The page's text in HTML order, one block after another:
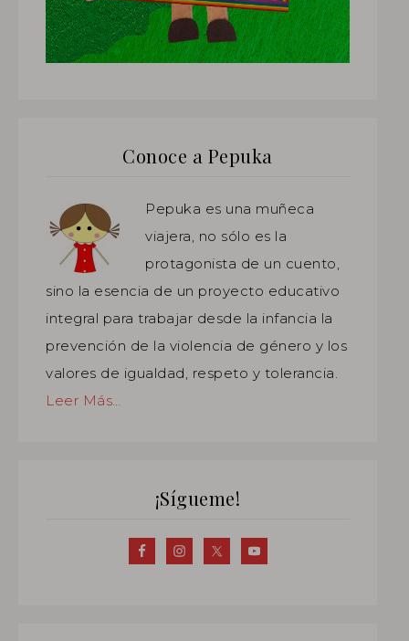
Conoce a Pepuka
Pepuka es una muñeca
viajera, no sólo es la
protagonista de un cuento,
sino la esencia de un proyecto educativo
integral para trabajar desde la infancia la
prevención de la violencia de género y los
valores de igualdad, respeto y tolerancia.
Leer Más…
¡Sígueme!